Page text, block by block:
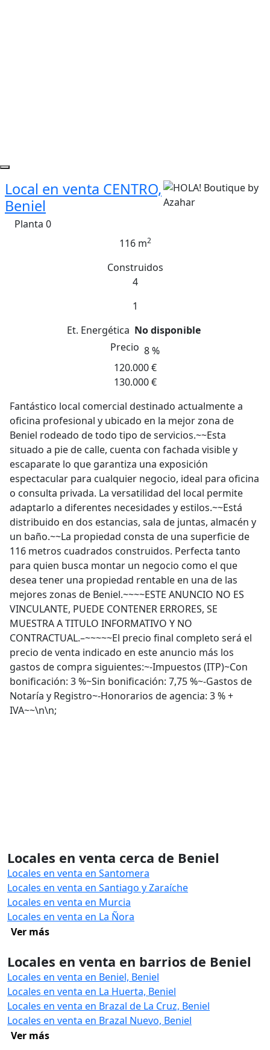
Local en venta CENTRO,
Beniel
Planta 0
116 m2
Construidos
4
1
Et. Energética No disponible
Precio 8 %
120.000 €
130.000 €
Fantástico local comercial destinado actualmente a
oficina profesional y ubicado en la mejor zona de
Beniel rodeado de todo tipo de servicios.~~Esta
situado a pie de calle, cuenta con fachada visible y
escaparate lo que garantiza una exposición
espectacular para cualquier negocio, ideal para oficina
o consulta privada. La versatilidad del local permite
adaptarlo a diferentes necesidades y estilos.~~Está
distribuido en dos estancias, sala de juntas, almacén y
un baño.~~La propiedad consta de una superficie de
116 metros cuadrados construidos. Perfecta tanto
para quien busca montar un negocio como el que
desea tener una propiedad rentable en una de las
mejores zonas de Beniel.~~~~ESTE ANUNCIO NO ES
VINCULANTE, PUEDE CONTENER ERRORES, SE
MUESTRA A TITULO INFORMATIVO Y NO
CONTRACTUAL.–~~~~~El precio final completo será el
precio de venta indicado en este anuncio más los
gastos de compra siguientes:~-Impuestos (ITP)~Con
bonificación: 3 %~Sin bonificación: 7,75 %~-Gastos de
Notaría y Registro~-Honorarios de agencia: 3 % +
IVA~~\n\n;
Locales en venta cerca de Beniel
Locales en venta en Santomera
Locales en venta en Santiago y Zaraíche
Locales en venta en Murcia
Locales en venta en La Ñora
Ver más
Locales en venta en barrios de Beniel
Locales en venta en Beniel, Beniel
Locales en venta en La Huerta, Beniel
Locales en venta en Brazal de La Cruz, Beniel
Locales en venta en Brazal Nuevo, Beniel
Ver más